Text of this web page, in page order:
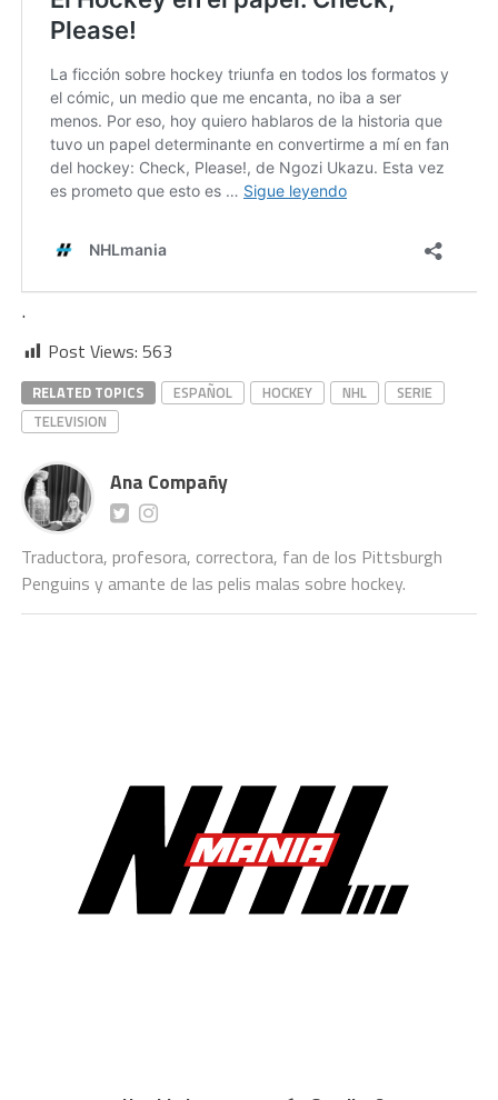
.
Post Views: 563
RELATED TOPICS ESPAÑOL HOCKEY NHL
SERIE
TELEVISION
Ana Compañy
Traductora, profesora, correctora, fan de los Pittsburgh
Penguins y amante de las pelis malas sobre hockey.